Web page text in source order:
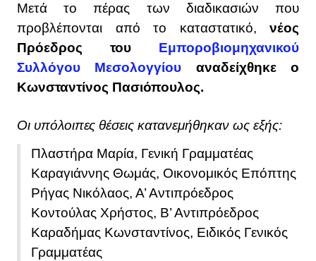
Μετά το πέρας των διαδικασιών που
προβλέπονται από το καταστατικό, νέος
Πρόεδρος του
Εμποροβιομηχανικού
Συλλόγου Μεσολογγίου
αναδείχθηκε ο
Κωνσταντίνος Πασιόπουλος.
Οι υπόλοιπες θέσεις κατανεμήθηκαν ως εξής:
Πλαστήρα Μαρία, Γενική Γραμματέας
Καραγιάννης Θωμάς, Οικονομικός Επόπτης
Ρήγας Νικόλαος, Α’ Αντιπρόεδρος
Κοντούλας Χρήστος, Β’ Αντιπρόεδρος
Καραδήμας Κωνσταντίνος, Ειδικός Γενικός
Γραμματέας